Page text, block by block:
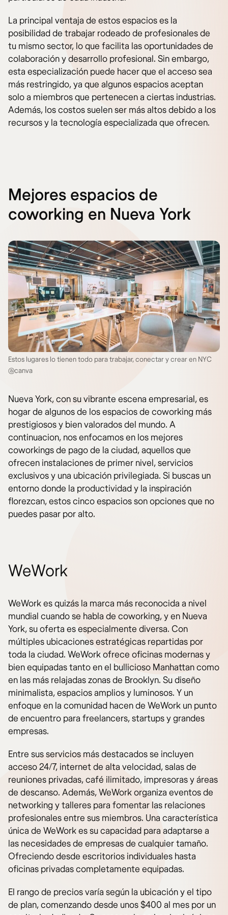
La principal ventaja de estos espacios es la
posibilidad de trabajar rodeado de profesionales de
tu mismo sector, lo que facilita las oportunidades de
colaboración y desarrollo profesional. Sin embargo,
esta especialización puede hacer que el acceso sea
más restringido, ya que algunos espacios aceptan
solo a miembros que pertenecen a ciertas industrias.
Además, los costos suelen ser más altos debido a los
recursos y la tecnología especializada que ofrecen.
Mejores espacios de
coworking en Nueva York
Estos lugares lo tienen todo para trabajar, conectar y crear en NYC
@canva
Nueva York, con su vibrante escena empresarial, es
hogar de algunos de los espacios de coworking más
prestigiosos y bien valorados del mundo. A
continuacion, nos enfocamos en los mejores
coworkings de pago de la ciudad, aquellos que
ofrecen instalaciones de primer nivel, servicios
exclusivos y una ubicación privilegiada. Si buscas un
entorno donde la productividad y la inspiración
florezcan, estos cinco espacios son opciones que no
puedes pasar por alto.
WeWork
WeWork es quizás la marca más reconocida a nivel
mundial cuando se habla de coworking, y en Nueva
York, su oferta es especialmente diversa. Con
múltiples ubicaciones estratégicas repartidas por
toda la ciudad. WeWork ofrece oficinas modernas y
bien equipadas tanto en el bullicioso Manhattan como
en las más relajadas zonas de Brooklyn. Su diseño
minimalista, espacios amplios y luminosos. Y un
enfoque en la comunidad hacen de WeWork un punto
de encuentro para freelancers, startups y grandes
empresas.
Entre sus servicios más destacados se incluyen
acceso 24/7, internet de alta velocidad, salas de
reuniones privadas, café ilimitado, impresoras y áreas
de descanso. Además, WeWork organiza eventos de
networking y talleres para fomentar las relaciones
profesionales entre sus miembros. Una característica
única de WeWork es su capacidad para adaptarse a
las necesidades de empresas de cualquier tamaño.
Ofreciendo desde escritorios individuales hasta
oficinas privadas completamente equipadas.
El rango de precios varía según la ubicación y el tipo
de plan, comenzando desde unos $400 al mes por un